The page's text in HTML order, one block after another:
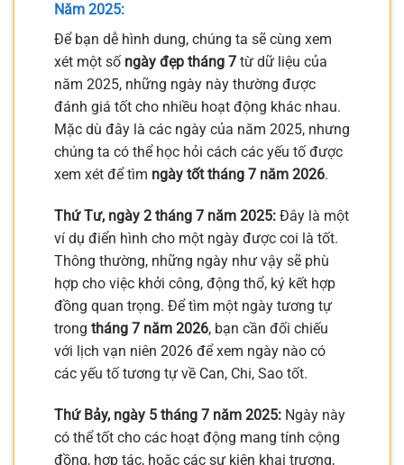
Năm 2025:
Để bạn dễ hình dung, chúng ta sẽ cùng xem
xét một số ngày đẹp tháng 7 từ dữ liệu của
năm 2025, những ngày này thường được
đánh giá tốt cho nhiều hoạt động khác nhau.
Mặc dù đây là các ngày của năm 2025, nhưng
chúng ta có thể học hỏi cách các yếu tố được
xem xét để tìm ngày tốt tháng 7 năm 2026.
Thứ Tư, ngày 2 tháng 7 năm 2025: Đây là một
ví dụ điển hình cho một ngày được coi là tốt.
Thông thường, những ngày như vậy sẽ phù
hợp cho việc khởi công, động thổ, ký kết hợp
đồng quan trọng. Để tìm một ngày tương tự
trong tháng 7 năm 2026, bạn cần đối chiếu
với lịch vạn niên 2026 để xem ngày nào có
các yếu tố tương tự về Can, Chi, Sao tốt.
Thứ Bảy, ngày 5 tháng 7 năm 2025: Ngày này
có thể tốt cho các hoạt động mang tính cộng
đồng, hợp tác, hoặc các sự kiện khai trương,